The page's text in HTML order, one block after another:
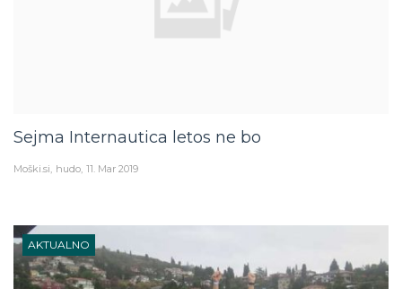
Sejma Internautica letos ne bo
Moški.si hudo 11. Mar 2019
AKTUALNO